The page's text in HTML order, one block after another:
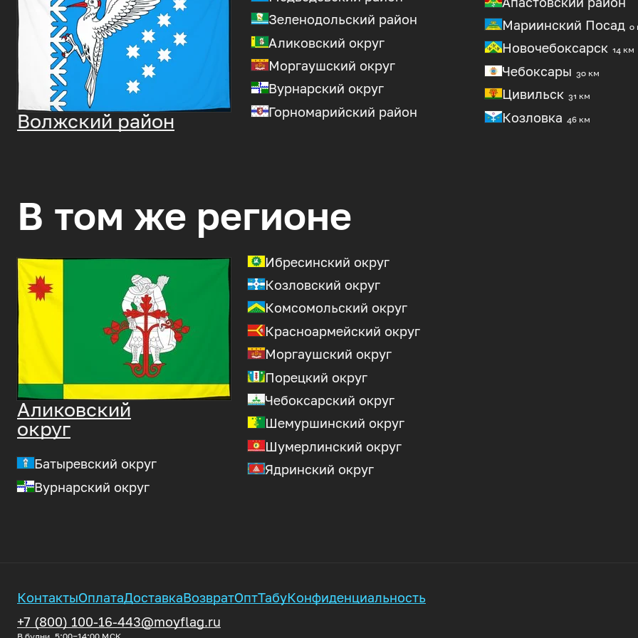
Волжский район
Зеленодольский район
Аликовский округ
Моргаушский округ
Вурнарский округ
Горномарийский район
Мариинский Посад 0
Новочебоксарск 14 км
Чебоксары 30 км
Цивильск 31 км
Козловка 46 км
В том же регионе
Аликовский
округ
Батыревский округ
Вурнарский округ
Ибресинский округ
Козловский округ
Комсомольский округ
Красноармейский округ
Моргаушский округ
Порецкий округ
Чебоксарский округ
Шемуршинский округ
Шумерлинский округ
Ядринский округ
КонтактыОплатаДоставкаВозвратОптТабуКонфиденциальность
+7 (800) 100-16-443@moyflag.ru